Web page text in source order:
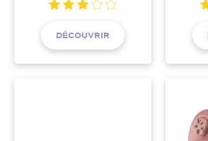
DÉCOUVRIR